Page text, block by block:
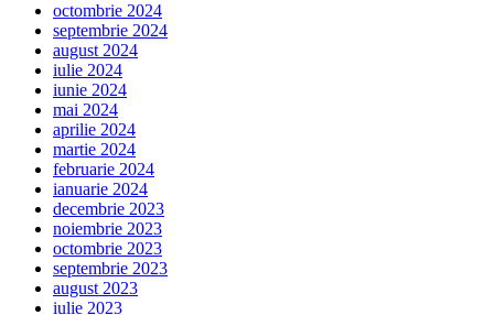
octombrie 2024
septembrie 2024
august 2024
iulie 2024
iunie 2024
mai 2024
aprilie 2024
martie 2024
februarie 2024
ianuarie 2024
decembrie 2023
noiembrie 2023
octombrie 2023
septembrie 2023
august 2023
iulie 2023